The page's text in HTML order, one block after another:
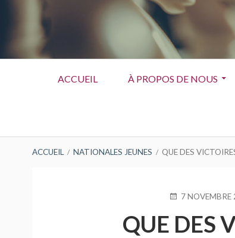
ACCUEIL À PROPOS DE NOUS
FIL
ACCUEIL NATIONALES JEUNES QUE DES
PUBLIÉ7 NOVEMBRE
QUE DES